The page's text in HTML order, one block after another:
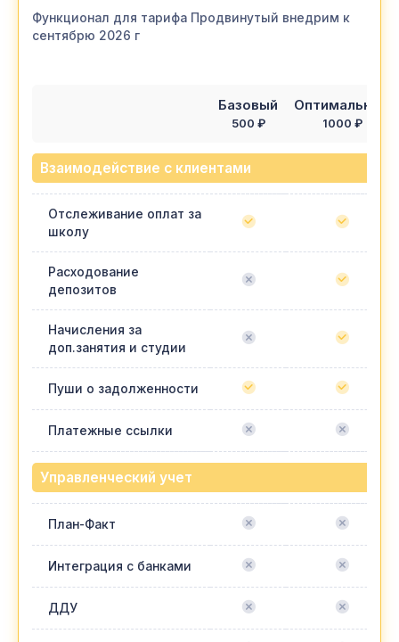
Функционал для тарифа Продвинутый внедрим к
сентябрю 2026 г
Базовый
500 ₽
Оптимальный
1000 ₽
Взаимодействие с клиентами
Отслеживание оплат за
школу
Расходование
депозитов
Начисления за
доп.занятия и студии
Пуши о задолженности
Платежные ссылки
Управленческий учет
План-Факт
Интеграция с банками
ДДУ